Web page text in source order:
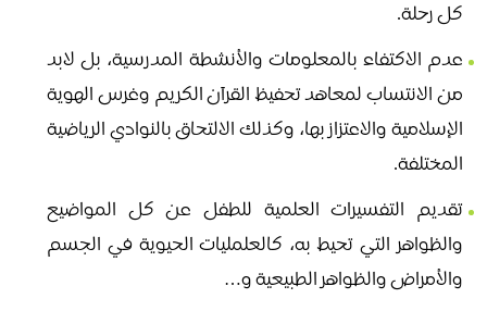
كل رحلة.
عدم الاكتفاء بالمعلومات والأنشطة المدرسية، بل لابد
من الانتساب لمعاهد تحفيظ القرآن الكريم وغرس الهوية
الإسلامية والاعتزاز بها، وكذلك الالتحاق بالنوادي الرياضية
المختلفة.
تقديم التفسيرات العلمية للطفل عن كل المواضيع
والظواهر التي تحيط به، كالعلمليات الحيوية في الجسم
والأمراض والظواهر الطبيعية و…